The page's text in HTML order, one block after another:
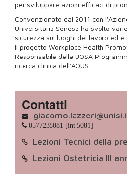
per sviluppare azioni efficaci di
Convenzionato dal 2011 con
Universitaria Senese ha svolto
sicurezza sui luoghi del lavoro ed
il progetto Workplace Health
Responsabile della UOSA
ricerca clinica dell'AOUS.
Contatti
0577235081 [int.5081]
Lezioni Tecnici della
Lezioni Ostetricia III